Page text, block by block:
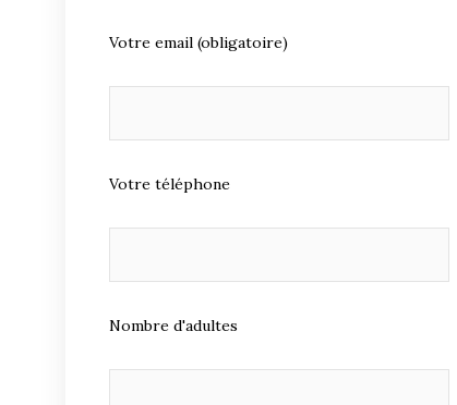
Votre email (obligatoire)
Votre téléphone
Nombre d'adultes